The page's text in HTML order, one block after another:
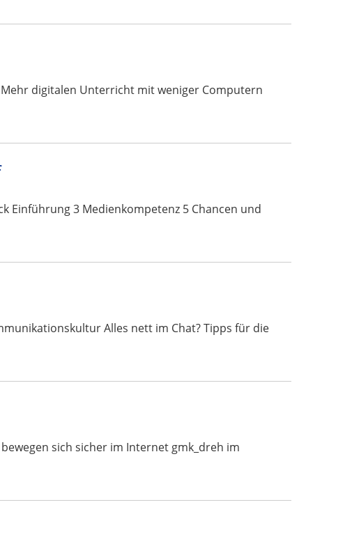
Mehr digitalen Unterricht mit weniger Computern
Einführung 3 Medienkompetenz 5 Chancen und
Alles nett im Chat? Tipps für die
sich sicher im Internet gmk_dreh im